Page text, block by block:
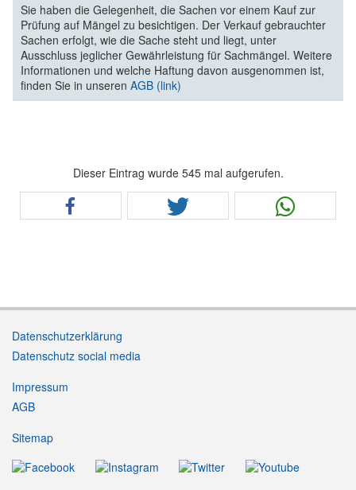
Sie haben die Gelegenheit, die Sachen vor einem Kauf zur
Prüfung auf Mängel zu besichtigen. Der Verkauf gebrauchter
Sachen erfolgt, wie die Sache steht und liegt, unter
Ausschluss jeglicher Gewährleistung für Sachmängel. Weitere
Informationen und welche Haftung davon ausgenommen ist,
finden Sie in unseren AGB (link)
Dieser Eintrag wurde 545 mal aufgerufen.
Datenschutzerklärung
Datenschutz social media
Impressum
AGB
Sitemap